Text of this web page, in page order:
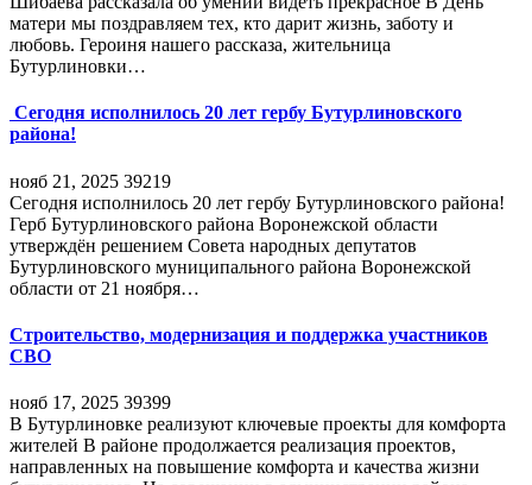
матери мы поздравляем тех, кто дарит жизнь, заботу и
любовь. Героиня нашего рассказа, жительница
Бутурлиновки…
Сегодня исполнилось 20 лет гербу Бутурлиновского
района!
нояб 21, 2025 39219
Сегодня исполнилось 20 лет гербу Бутурлиновского района!
Герб Бутурлиновского района Воронежской области
утверждён решением Совета народных депутатов
Бутурлиновского муниципального района Воронежской
области от 21 ноября…
Строительство, модернизация и поддержка участников
СВО
нояб 17, 2025 39399
В Бутурлиновке реализуют ключевые проекты для комфорта
жителей В районе продолжается реализация проектов,
направленных на повышение комфорта и качества жизни